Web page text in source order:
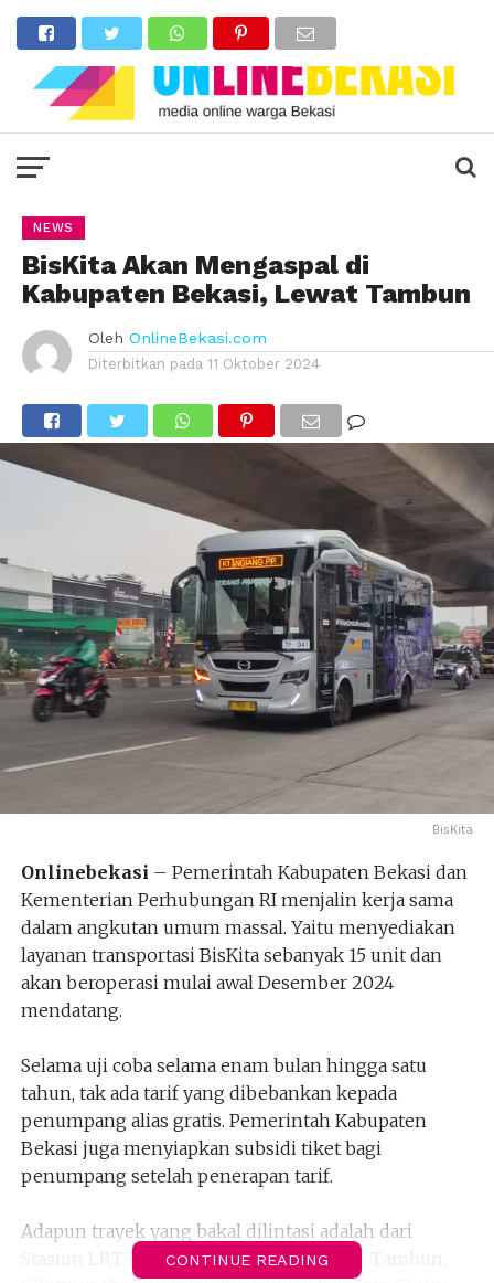
NEWS
BisKita Akan Mengaspal di
Kabupaten Bekasi, Lewat Tambun
Oleh OnlineBekasi.com
Diterbitkan pada 11 Oktober 2024
BisKita
Onlinebekasi – Pemerintah Kabupaten Bekasi dan
Kementerian Perhubungan RI menjalin kerja sama
dalam angkutan umum massal. Yaitu menyediakan
layanan transportasi BisKita sebanyak 15 unit dan
akan beroperasi mulai awal Desember 2024
mendatang.
Selama uji coba selama enam bulan hingga satu
tahun, tak ada tarif yang dibebankan kepada
penumpang alias gratis. Pemerintah Kabupaten
Bekasi juga menyiapkan subsidi tiket bagi
penumpang setelah penerapan tarif.
Adapun trayek yang bakal dilintasi adalah dari
Stasiun LRT Jatimulya, Jalan Pantura dari Tambun,
CONTINUE READING